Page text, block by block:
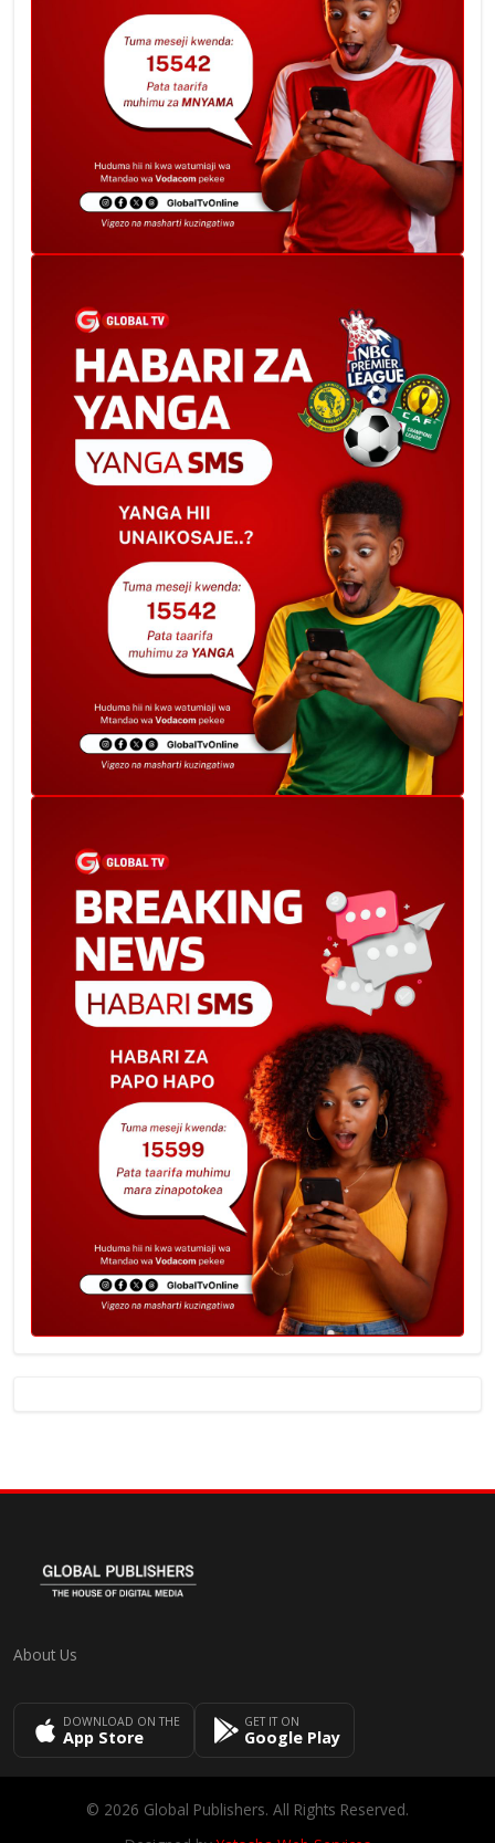
About Us
DOWNLOAD ON THE
App Store
GET IT ON
Google Play
© 2026 Global Publishers. All Rights Reserved.